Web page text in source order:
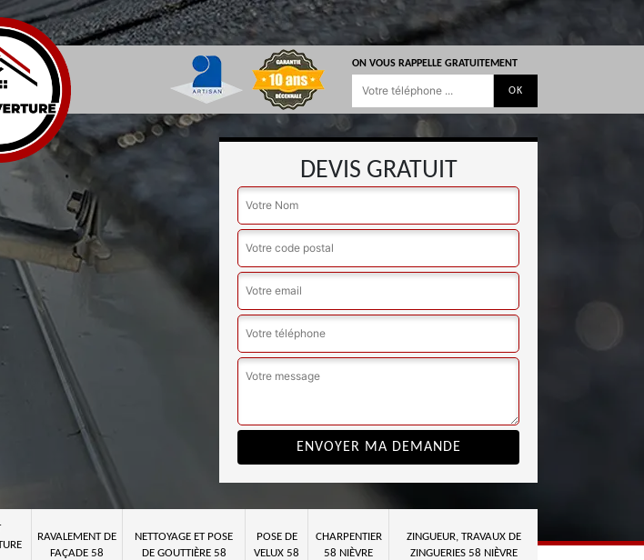
ON VOUS RAPPELLE GRATUITEMENT
DEVIS GRATUIT
RAVALEMENT DE
FAÇADE 58
NETTOYAGE ET POSE
DE GOUTTIÈRE 58
POSE DE
VELUX 58
CHARPENTIER
58 NIÈVRE
ZINGUEUR, TRAVAUX DE
ZINGUERIES 58 NIÈVRE